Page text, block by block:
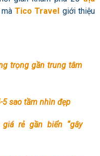
màTico Travel giới thiệu
trọng gần trung tâm
5 sao tầm nhìn đẹp
rẻ gần biển “gây